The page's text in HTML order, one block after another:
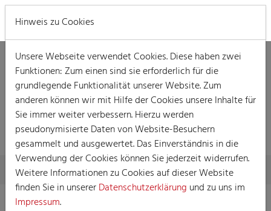
PARTNERSCHAFTEN
Skip to main content
You are here:
Home Festkomitee Partnerschaften
Hinweis zu Cookies
Unsere Webseite verwendet Cookies. Diese haben zwei
Funktionen: Zum einen sind sie erforderlich für die
grundlegende Funktionalität unserer Website. Zum
anderen können wir mit Hilfe der Cookies unsere Inhalte für
Sie immer weiter verbessern. Hierzu werden
pseudonymisierte Daten von Website-Besuchern
gesammelt und ausgewertet. Das Einverständnis in die
Verwendung der Cookies können Sie jederzeit widerrufen.
Weitere Informationen zu Cookies auf dieser Website
finden Sie in unsererDatenschutzerklärung und zu uns im
Impressum.